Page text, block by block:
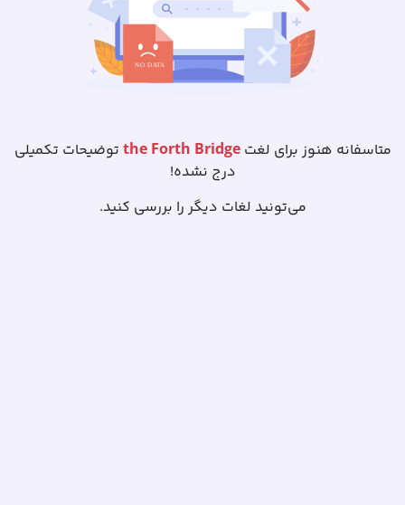
متاسفانه هنوز برای لغت the Forth Bridge توضیحات تکمیلی
درج نشده!
می‌تونید لغات دیگر را بررسی کنید.